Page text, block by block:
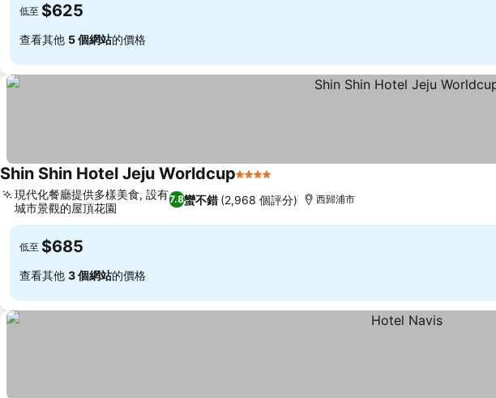
低至 $625
查看其他 5 個網站的價格
Shin Shin Hotel Jeju Worldcup4 星級
7.8蠻不錯 (2,968 個評分)
現代化餐廳提供多樣美食, 設有
城市景觀的屋頂花園
西歸浦市
低至 $685
查看其他 3 個網站的價格